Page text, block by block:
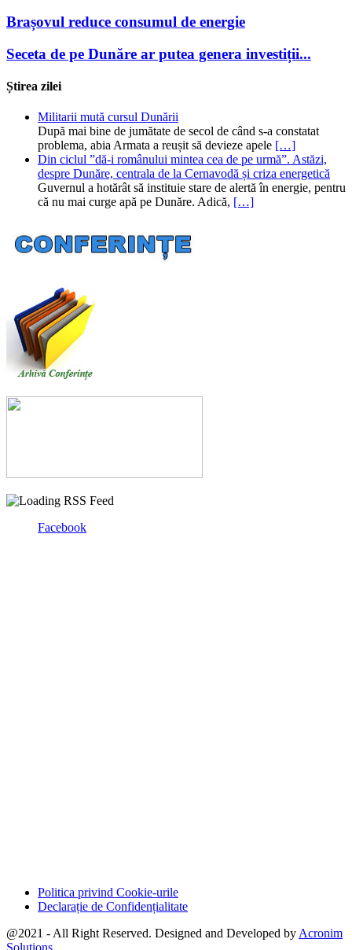
Brașovul reduce consumul de energie
Seceta de pe Dunăre ar putea genera investiții...
Știrea zilei
Militarii mută cursul Dunării
După mai bine de jumătate de secol de când s-a constatat
problema, abia Armata a reușit să devieze apele […]
Din ciclul ”dă-i românului mintea cea de pe urmă”. Astăzi,
despre Dunăre, centrala de la Cernavodă și criza energetică
Guvernul a hotărât să instituie stare de alertă în energie, pentru
că nu mai curge apă pe Dunăre. Adică, […]
Facebook
Politica privind Cookie-urile
Declarație de Confidențialitate
@2021 - All Right Reserved. Designed and Developed by Acronim